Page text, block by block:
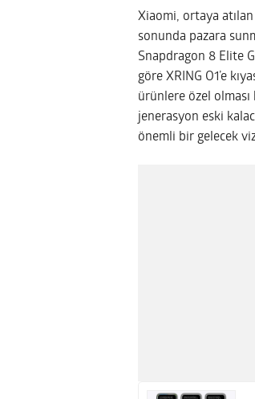
Xiaomi, ortaya atılan
sonunda pazara
Snapdragon 8 Elite
göre XRING O1’e
ürünlere özel
jenerasyon eski
önemli bir gelecek